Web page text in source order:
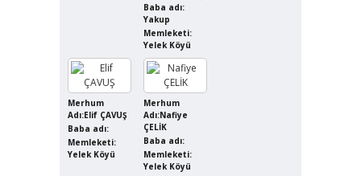
Baba adı:
Yakup
Memleketi:
Yelek Köyü
Merhum
Adı:Elif ÇAVUŞ
Baba adı:
Memleketi:
Yelek Köyü
Merhum
Adı:Nafiye
ÇELİK
Baba adı:
Memleketi:
Yelek Köyü